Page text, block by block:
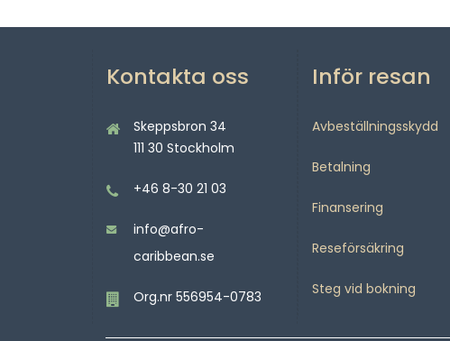
Kontakta oss
Skeppsbron 34
111 30 Stockholm
+46 8-30 21 03
info@afro-
caribbean.se
Org.nr 556954-0783
Inför resan
Avbeställningsskydd
Betalning
Finansering
Reseförsäkring
Steg vid bokning